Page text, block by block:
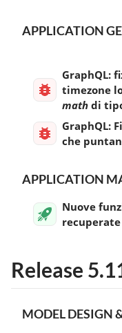
APPLICATION
GraphQL:
timezone
math di
GraphQL:
che
APPLICATION
Nuove
Release
MODEL DESIGN